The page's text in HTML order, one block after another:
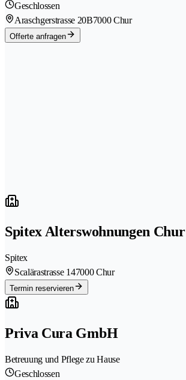
Geschlossen
Araschgerstrasse 20B7000 Chur
Offerte anfragen
Spitex Alterswohnungen Chur
Spitex
Scalärastrasse 147000 Chur
Termin reservieren
Priva Cura GmbH
Betreuung und Pflege zu Hause
Geschlossen